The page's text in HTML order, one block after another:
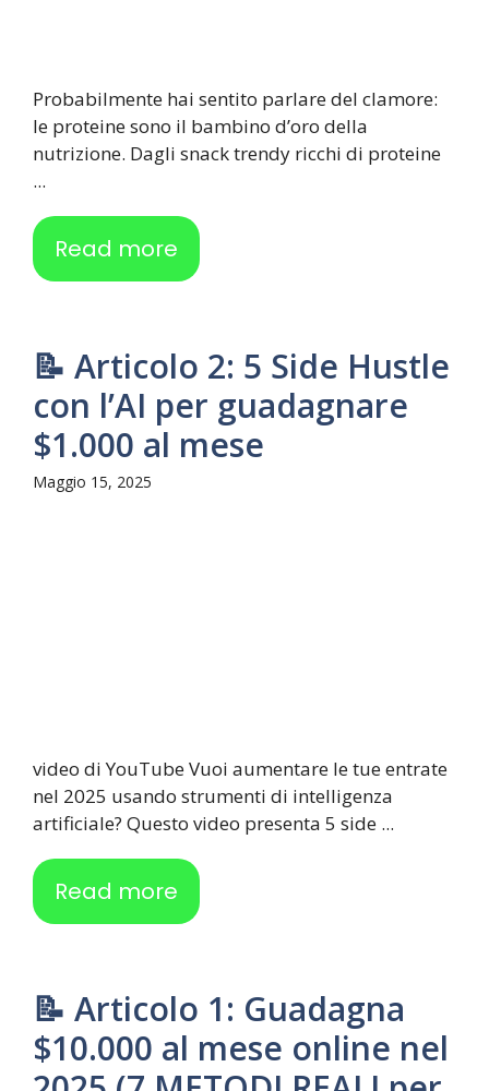
Probabilmente hai sentito parlare del clamore:
le proteine sono il bambino d’oro della
nutrizione. Dagli snack trendy ricchi di proteine
...
Read more
📝 Articolo 2: 5 Side Hustle
con l’AI per guadagnare
$1.000 al mese
Maggio 15, 2025
video di YouTube Vuoi aumentare le tue entrate
nel 2025 usando strumenti di intelligenza
artificiale? Questo video presenta 5 side ...
Read more
📝 Articolo 1: Guadagna
$10.000 al mese online nel